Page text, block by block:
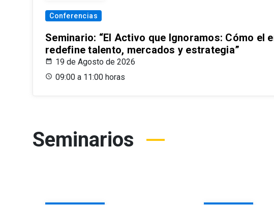
Conferencias
Seminario: “El Activo que Ignoramos: Cómo el
redefine talento, mercados y estrategia”
19 de Agosto de 2026
09:00 a 11:00 horas
Seminarios